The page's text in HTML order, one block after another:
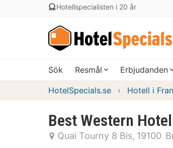
Hotellspecialisten i 20 år
Sök Resmål Erbjudanden
HotelSpecials.se Hotell i
Best Western
Quai Tourny 8 Bis 19100